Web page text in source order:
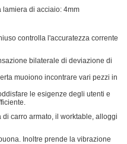
lamiera di acciaio: 4mm
controlla l'accuratezza corrente
bilaterale di deviazione di
muoiono incontrare vari pezzi in
le esigenze degli utenti e
carro armato, il worktable, alloggi
Inoltre prende la vibrazione